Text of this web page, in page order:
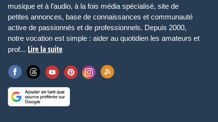
musique et à l’audio, à la fois média spécialisé, site de
petites annonces, base de connaissances et communauté
active de passionnés et de professionnels. Depuis 2000,
notre vocation est simple : aider au quotidien les amateurs et
prof... Lire la suite